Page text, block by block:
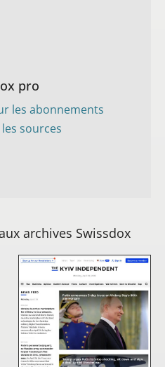
pro
les abonnements
sources
archives Swissdox